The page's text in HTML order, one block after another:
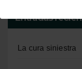
Entradas
La cura siniestra